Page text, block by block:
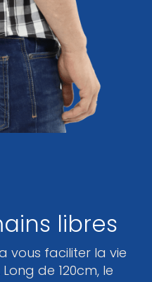
libres
vous faciliter la vie
de 120cm, le